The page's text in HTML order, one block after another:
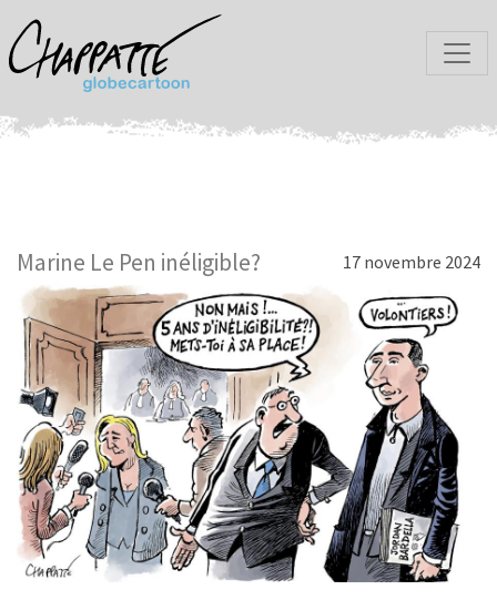
Marine Le Pen inéligible? 17 novembre 2024